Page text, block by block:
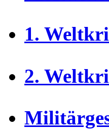
1.
2.